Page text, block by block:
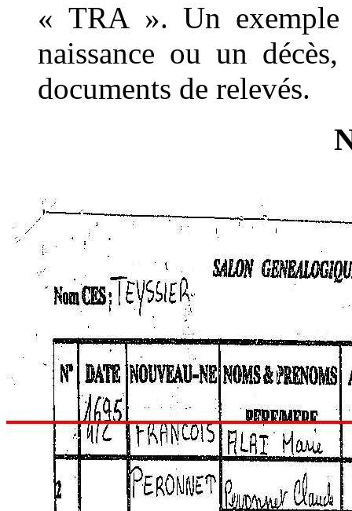
« TRA ». Un exemple
naissance ou un
documents de relevés.